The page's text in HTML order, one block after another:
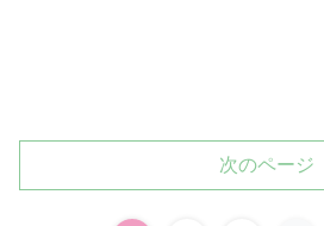
次のページ